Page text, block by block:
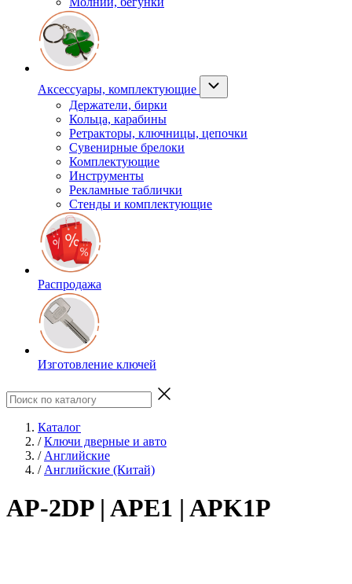
Аксессуары, комплектующие
Держатели, бирки
Кольца, карабины
Ретракторы, ключницы, цепочки
Сувенирные брелоки
Комплектующие
Инструменты
Рекламные таблички
Стенды и комплектующие
Распродажа
Изготовление ключей
Каталог
/ Ключи дверные и авто
/ Английские
/ Английские (Китай)
AP-2DP | APE1 | APK1P